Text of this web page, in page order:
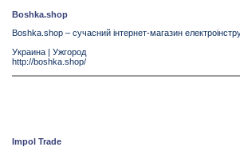
Boshka.shop
Boshka.shop – сучасний iнтернет-магазин
Украина | Ужгород
http://boshka.shop/
Impol Trade